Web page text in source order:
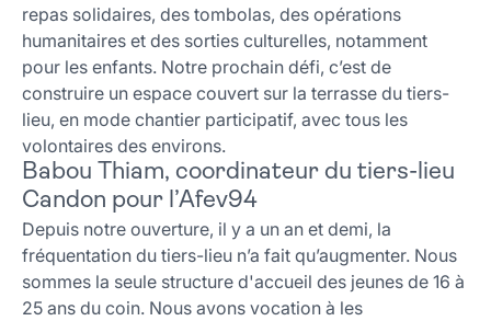
repas solidaires, des tombolas, des opérations
humanitaires et des sorties culturelles, notamment
pour les enfants. Notre prochain défi, c’est de
construire un espace couvert sur la terrasse du tiers-
lieu, en mode chantier participatif, avec tous les
volontaires des environs.
Babou Thiam, coordinateur du tiers-lieu
Candon pour l’Afev94
Depuis notre ouverture, il y a un an et demi, la
fréquentation du tiers-lieu n’a fait qu’augmenter. Nous
sommes la seule structure d'accueil des jeunes de 16 à
25 ans du coin. Nous avons vocation à les